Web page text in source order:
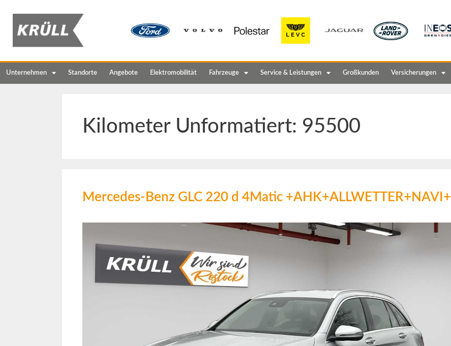
Unternehmen Standorte Angebote Elektromobilität Fahrzeuge Service & Leistungen Großkunden Versicherungen
Kilometer Unformatiert: 95500
Mercedes-Benz GLC 220 d 4Matic +AHK+ALLWETTER+NAVI+